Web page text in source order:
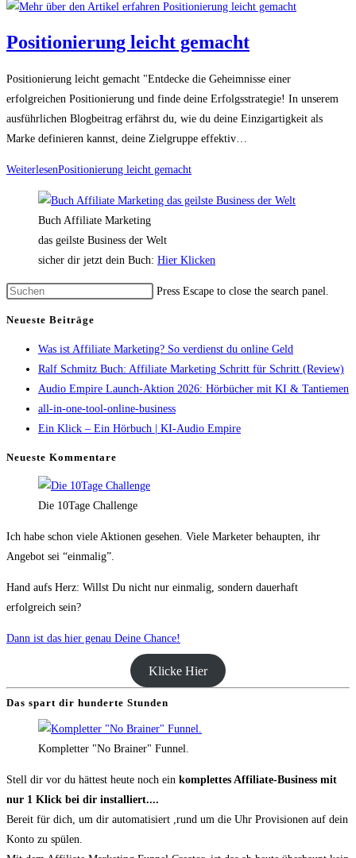
Positionierung leicht gemacht
Positionierung leicht gemacht "Entdecke die Geheimnisse einer
erfolgreichen Positionierung und finde deine Erfolgsstrategie! In unserem
ausführlichen Blogbeitrag erfährst du, wie du deine Einzigartigkeit als
Marke definieren kannst, deine Zielgruppe effektiv…
WeiterlesenPositionierung leicht gemacht
Buch Affiliate Marketing
das geilste Business der Welt
sicher dir jetzt dein Buch: Hier Klicken
Press Escape to close the search panel.
Neueste Beiträge
Was ist Affiliate Marketing? So verdienst du online Geld
Ralf Schmitz Buch: Affiliate Marketing Schritt für Schritt (Review)
Audio Empire Launch-Aktion 2026: Hörbücher mit KI & Tantiemen
all-in-one-tool-online-business
Ein Klick – Ein Hörbuch | KI‑Audio Empire
Neueste Kommentare
Die 10Tage Challenge
Ich habe schon viele Aktionen gesehen. Viele Marketer behaupten, ihr
Angebot sei “einmalig”.
Hand aufs Herz: Willst Du nicht nur einmalig, sondern dauerhaft
erfolgreich sein?
Dann ist das hier genau Deine Chance!
Klicke Hier
Das spart dir hunderte Stunden
Kompletter "No Brainer" Funnel.
Stell dir vor du hättest heute noch ein komplettes Affiliate-Business mit
nur 1 Klick bei dir installiert....
Bereit für dich, um dir automatisiert ,rund um die Uhr Provisionen auf dein
Konto zu spülen.